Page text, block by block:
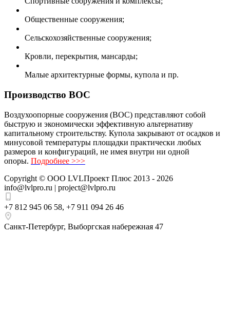
Общественные сооружения;
Сельскохозяйственные сооружения;
Кровли, перекрытия, мансарды;
Малые архитектурные формы, купола и пр.
Производство ВОС
Воздухоопорные сооружения (ВОС) представляют собой
быструю и экономически эффективную альтернативу
капитальному строительству. Купола закрывают от осадков и
минусовой температуры площадки практически любых
размеров и конфигураций, не имея внутри ни одной
опоры. Подробнее >>>
Copyright © ООО LVLПроект Плюс 2013 - 2026
info@lvlpro.ru | project@lvlpro.ru
+7 812 945 06 58, +7 911 094 26 46
Санкт-Петербург, Выборгская набережная 47